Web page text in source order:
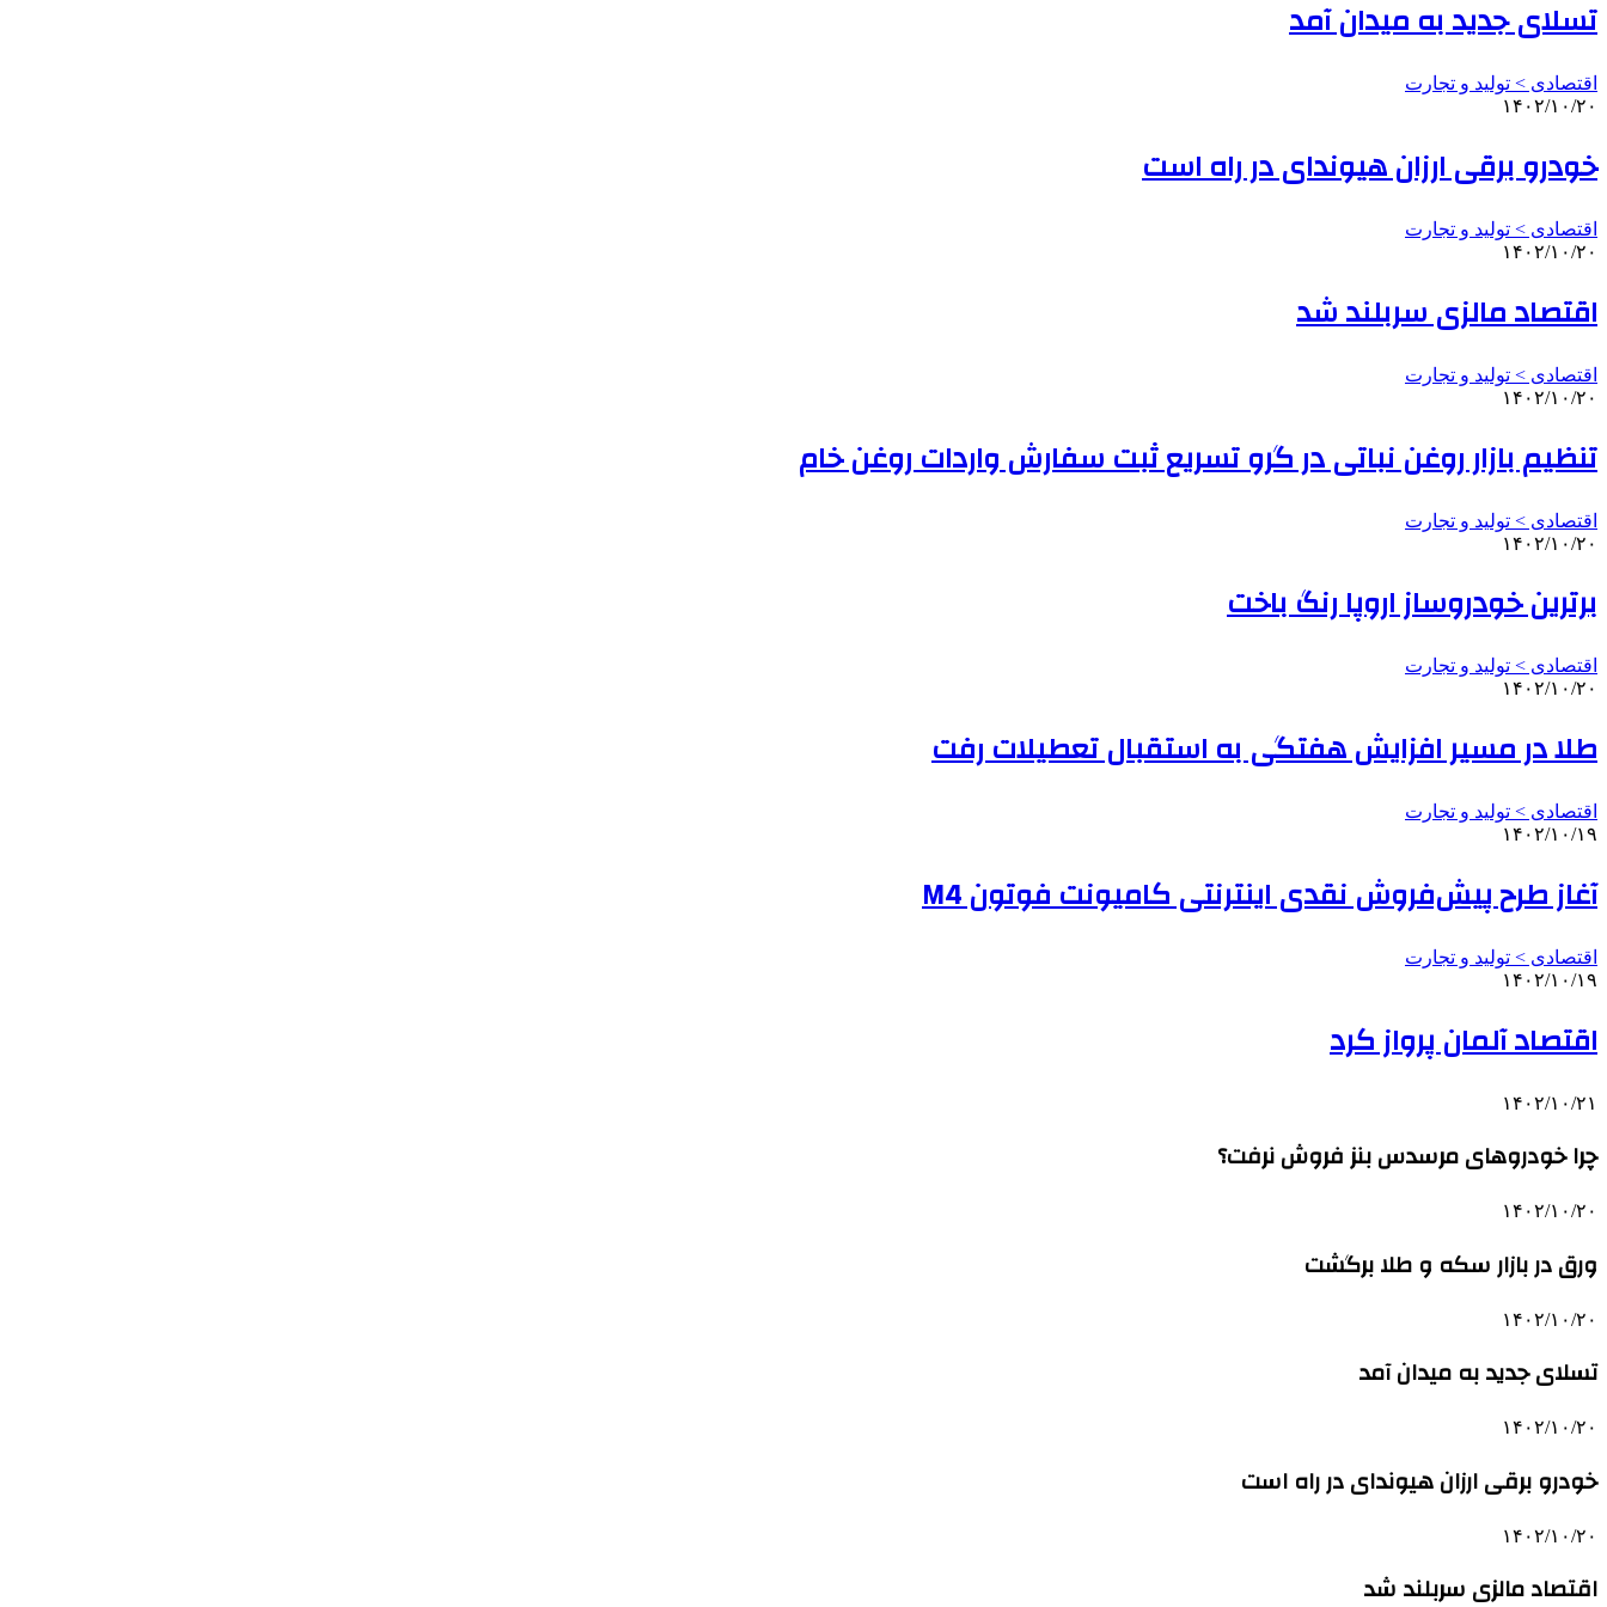
تسلای جدید به میدان آمد
اقتصادی > تولید و تجارت
۱۴۰۲/۱۰/۲۰
خودرو برقی ارزان هیوندای در راه است
اقتصادی > تولید و تجارت
۱۴۰۲/۱۰/۲۰
اقتصاد مالزی سربلند شد
اقتصادی > تولید و تجارت
۱۴۰۲/۱۰/۲۰
تنظیم بازار روغن نباتی در گرو تسریع ثبت سفارش واردات روغن خام
اقتصادی > تولید و تجارت
۱۴۰۲/۱۰/۲۰
برترین خودروساز اروپا رنگ باخت
اقتصادی > تولید و تجارت
۱۴۰۲/۱۰/۲۰
طلا در مسیر افزایش هفتگی به استقبال تعطیلات رفت
اقتصادی > تولید و تجارت
۱۴۰۲/۱۰/۱۹
آغاز طرح پیش‌فروش نقدی اینترنتی کامیونت فوتون M4
اقتصادی > تولید و تجارت
۱۴۰۲/۱۰/۱۹
اقتصاد آلمان پرواز کرد
۱۴۰۲/۱۰/۲۱
چرا خودروهای مرسدس بنز فروش نرفت؟
۱۴۰۲/۱۰/۲۰
ورق در بازار سکه و طلا برگشت
۱۴۰۲/۱۰/۲۰
تسلای جدید به میدان آمد
۱۴۰۲/۱۰/۲۰
خودرو برقی ارزان هیوندای در راه است
۱۴۰۲/۱۰/۲۰
اقتصاد مالزی سربلند شد